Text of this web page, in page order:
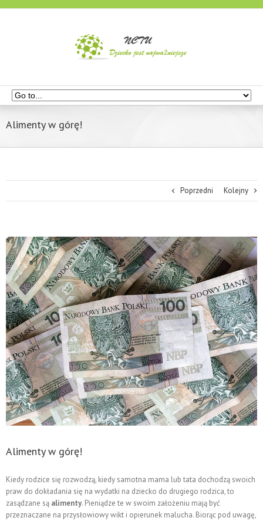
Alimenty w górę!
Poprzedni Kolejny
Alimenty w górę!
Kiedy rodzice się rozwodzą, kiedy samotna mama lub tata dochodzą swoich
praw do dokładania się na wydatki na dziecko do drugiego rodzica, to
zasądzane są alimenty. Pieniądze te w swoim założeniu mają być
przeznaczane na przysłowiowy wikt i opierunek malucha. Biorąc pod uwagę,